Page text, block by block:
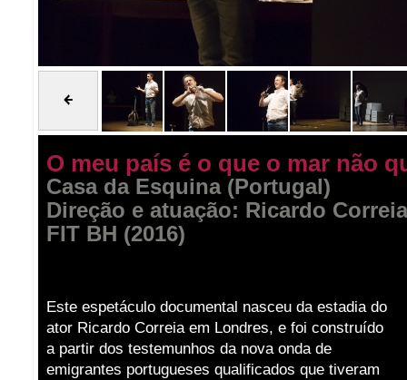
O meu país é o que o mar não
Casa da Esquina (Portugal)
Direção e atuação: Ricardo Correia
FIT BH (2016)
Este espetáculo documental nasceu da estadia do
ator Ricardo Correia em Londres, e foi construído
a partir dos testemunhos da nova onda de
emigrantes portugueses qualificados que tiveram